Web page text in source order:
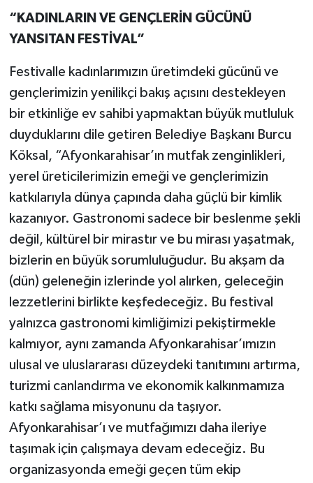
“KADINLARIN VE GENÇLERİN GÜCÜNÜ
YANSITAN FESTİVAL”
Festivalle kadınlarımızın üretimdeki gücünü ve
gençlerimizin yenilikçi bakış açısını destekleyen
bir etkinliğe ev sahibi yapmaktan büyük mutluluk
duyduklarını dile getiren Belediye Başkanı Burcu
Köksal, “Afyonkarahisar’ın mutfak zenginlikleri,
yerel üreticilerimizin emeği ve gençlerimizin
katkılarıyla dünya çapında daha güçlü bir kimlik
kazanıyor. Gastronomi sadece bir beslenme şekli
değil, kültürel bir mirastır ve bu mirası yaşatmak,
bizlerin en büyük sorumluluğudur. Bu akşam da
(dün) geleneğin izlerinde yol alırken, geleceğin
lezzetlerini birlikte keşfedeceğiz. Bu festival
yalnızca gastronomi kimliğimizi pekiştirmekle
kalmıyor, aynı zamanda Afyonkarahisar’ımızın
ulusal ve uluslararası düzeydeki tanıtımını artırma,
turizmi canlandırma ve ekonomik kalkınmamıza
katkı sağlama misyonunu da taşıyor.
Afyonkarahisar’ı ve mutfağımızı daha ileriye
taşımak için çalışmaya devam edeceğiz. Bu
organizasyonda emeği geçen tüm ekip